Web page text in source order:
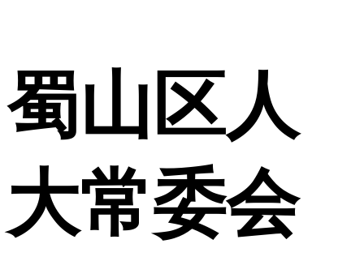
蜀山区人
大常委会